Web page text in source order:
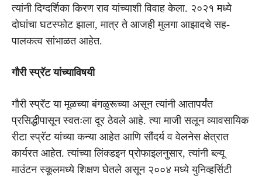
त्यांनी दिग्दर्शिका किरण राव यांच्याशी विवाह केला. २०२१ मध्ये
दोघांचा घटस्फोट झाला, मात्र ते आजही मुलगा आझादचे सह-
पालकत्व सांभाळत आहेत.
गौरी स्प्रॅट यांच्याविषयी
गौरी स्प्रॅट या मूळच्या बंगळुरूच्या असून त्यांनी आतापर्यंत
प्रसिद्धीपासून स्वतःला दूर ठेवले आहे. त्या माजी सलून व्यावसायिक
रीटा स्प्रॅट यांच्या कन्या आहेत आणि सौंदर्य व वेलनेस क्षेत्रात
कार्यरत आहेत. त्यांच्या लिंक्डइन प्रोफाइलनुसार, त्यांनी ब्ल्यू
माउंटन स्कूलमध्ये शिक्षण घेतले असून २००४ मध्ये युनिव्हर्सिटी